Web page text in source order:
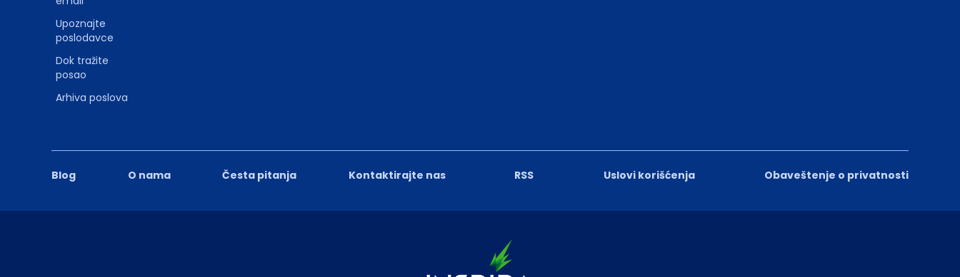
Blog O nama Česta pitanja Kontaktirajte nas RSS Uslovi korišćenja Obaveštenje o privatnosti
Upoznajte
poslodavce
Dok tražite
posao
Arhiva poslova